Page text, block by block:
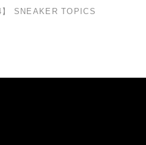
】 SNEAKER TOPICS